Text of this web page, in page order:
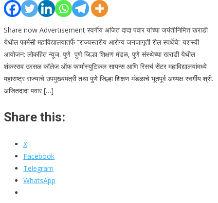
Share now Advertisement स्वर्गीय अजित दादा पवार यांच्या जयंतीनिमित्त खराडी
येथील फार्मसी महाविद्यालयातर्फे “राज्यस्तरीय आरोग्य जनजागृती रील स्पर्धेचे” यशस्वी
आयोजन: लोकहित न्यूज. पुणे पुणे जिल्हा शिक्षण मंडळ, पुणे संस्थेच्या खराडी येथील
शंकरराव उरसळ कॉलेज ऑफ फार्मास्युटिकल सायन्स आणि रिसर्च सेंटर महाविद्यालयांमध्ये
महाराष्ट्र राज्याचे उपमुख्यमंत्री तथा पुणे जिल्हा शिक्षण मंडळाचे भूतपूर्व अध्यक्ष स्वर्गीय श्री.
अजितदादा पवार […]
Share this:
X
Facebook
Telegram
WhatsApp